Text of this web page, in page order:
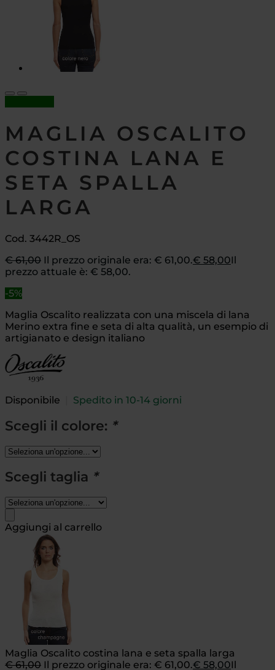
MAGLIA OSCALITO
COSTINA LANA E
SETA SPALLA
LARGA
Cod. 3442R_OS
€61,00 Il prezzo originale era: € 61,00.€ 58,00Il
prezzo attuale è: € 58,00.
-5%
Maglia Oscalito realizzata con una miscela di lana
Merino extra fine e seta di alta qualità, un esempio di
artigianato e design italiano
Disponibile Spedito in 10-14 giorni
Scegli il colore: *
Scegli taglia *
Aggiungi al carrello
Maglia Oscalito costina lana e seta spalla larga
€61,00 Il prezzo originale era: € 61,00.€ 58,00Il